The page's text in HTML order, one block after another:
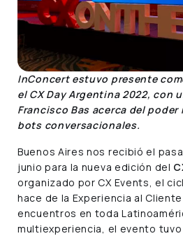
InConcert estuvo presente
el CX Day Argentina 2022, con
Francisco Bas acerca del
bots conversacionales.
Buenos Aires nos recibió el
junio para la nueva edición del
organizado por CX Events, el
hace de la Experiencia al
encuentros en toda
multiexperiencia, el evento